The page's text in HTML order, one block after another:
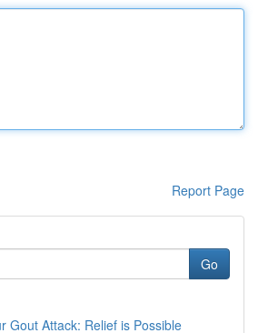
Report Page
Go
Gout Attack: Relief is Possible